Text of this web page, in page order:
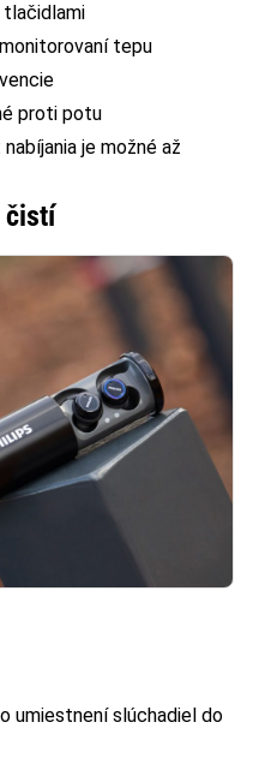
tepu
proti potu
je možné až
čistí
umiestnení slúchadiel do